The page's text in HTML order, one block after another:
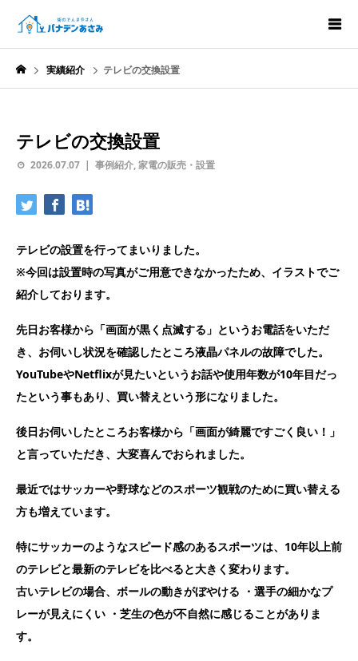
実績紹介 テレビの交換設置
テレビの交換設置
2026.07.07 事例紹介,家電の販売・設置
テレビの設置を行ってまいりました。
※今回は設置時の写真がご用意できなかったため、イラストでご
紹介しております。
先日お客様から「画面が黒く点滅する」というお電話をいただ
き、お伺いし状況を確認したところ液晶パネルの故障でした。
YouTubeやNetflixが見たいというお話や使用年数が10年目だっ
たという事もあり、買い替えという形になりました。
後日お伺いしたところお客様から「画面が綺麗ですごく良い！」
と言っていただき、大変喜んでおられました。
最近ではサッカーや野球などのスポーツ観戦のために買い替える
方も増えています。
特にサッカーのようなスピード感のあるスポーツは、10年以上前
のテレビと最新のテレビを比べると大きく変わります。
古いテレビの場合、ボールの動きがぼやける ・選手の細かなプ
レーが見えにくい ・芝生の色が不自然に感じることがありま
す。